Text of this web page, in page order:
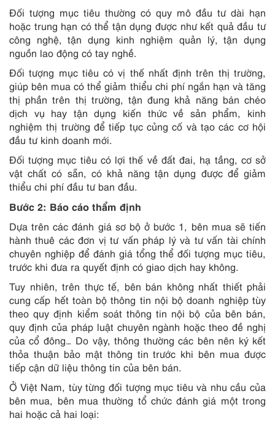
Đối tượng mục tiêu thường có quy mô đầu tư dài hạn
hoặc trung hạn có thể tận dụng được như kết quả đầu tư
công nghệ, tận dụng kinh nghiệm quản lý, tận dụng
nguồn lao động có tay nghề.
Đối tượng mục tiêu có vị thế nhất định trên thị trường,
giúp bên mua có thể giảm thiểu chi phí ngắn hạn và tăng
thị phần trên thị trường, tận đung khả năng bán chéo
dịch vụ hay tận dụng kiến thức về sản phẩm, kinh
nghiệm thị trường để tiếp tục củng cố và tạo các cơ hội
đầu tư kinh doanh mới.
Đối tượng mục tiêu có lợi thế về đất đai, hạ tầng, cơ sở
vật chất có sẵn, có khả năng tận dụng được để giảm
thiểu chi phí đầu tư ban đầu.
Bước 2: Báo cáo thẩm định
Dựa trên các đánh giá sơ bộ ở bước 1, bên mua sẽ tiến
hành thuê các đơn vị tư vấn pháp lý và tư vấn tài chính
chuyên nghiệp để đánh giá tổng thể đối tượng mục tiêu,
trước khi đưa ra quyết định có giao dịch hay không.
Tuy nhiên, trên thực tế, bên bán không nhất thiết phải
cung cấp hết toàn bộ thông tin nội bộ doanh nghiệp tùy
theo quy định kiểm soát thông tin nội bộ của bên bán,
quy định của pháp luật chuyên ngành hoặc theo đề nghị
của cổ đông… Do vậy, thông thường các bên nên ký kết
thỏa thuận bảo mật thông tin trước khi bên mua được
tiếp cận dữ liệu thông tin của bên bán.
Ở Việt Nam, tùy từng đối tượng mục tiêu và nhu cầu của
bên mua, bên mua thường tổ chức đánh giá một trong
hai hoặc cả hai loại: